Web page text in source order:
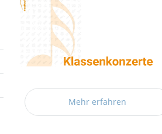
Mehr erfahren